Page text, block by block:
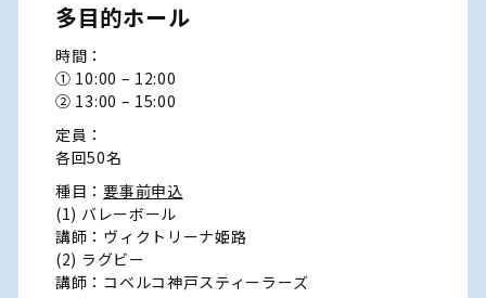
多目的ホール
時間：
① 10:00 – 12:00
② 13:00 – 15:00
定員：
各回50名
種目： 要事前申込
(1) バレーボール
講師：ヴィクトリーナ姫路
(2) ラグビー
講師：コベルコ神戸スティーラーズ